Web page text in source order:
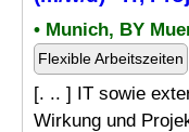
• Munich, BY
Flexible Arbeitszeiten
[. .. ] IT sowie
Wirkung und